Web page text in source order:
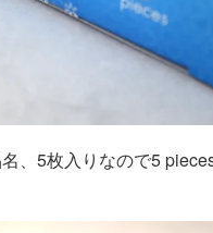
、5枚入りなので5